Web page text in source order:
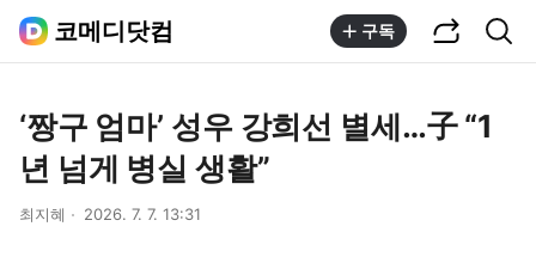
코메디닷컴 구독
‘짱구 엄마’ 성우 강희선 별세…子 “1
년 넘게 병실 생활”
최지혜 2026. 7. 7. 13:31